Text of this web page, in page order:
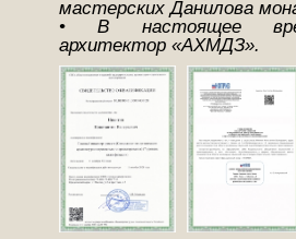
мастерских Данилова
• В настоящее
архитектор «АХМДЗ».